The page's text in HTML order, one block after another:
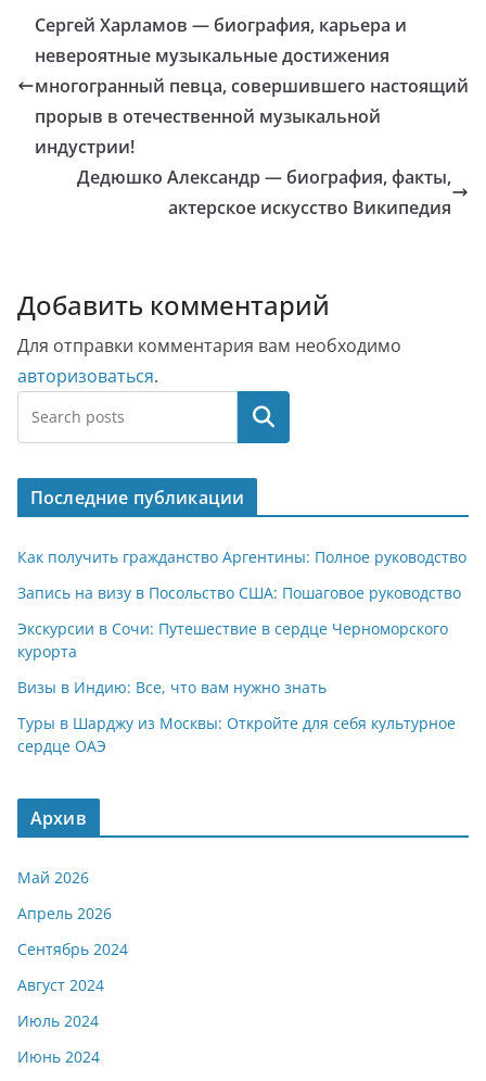
Сергей Харламов — биография, карьера и
невероятные музыкальные достижения
многогранный певца, совершившего настоящий
прорыв в отечественной музыкальной
индустрии!
Дедюшко Александр — биография, факты,
актерское искусство Википедия
Добавить комментарий
Для отправки комментария вам необходимо
авторизоваться.
Поиск
Последние публикации
Как получить гражданство Аргентины: Полное руководство
Запись на визу в Посольство США: Пошаговое руководство
Экскурсии в Сочи: Путешествие в сердце Черноморского
курорта
Визы в Индию: Все, что вам нужно знать
Туры в Шарджу из Москвы: Откройте для себя культурное
сердце ОАЭ
Архив
Май 2026
Апрель 2026
Сентябрь 2024
Август 2024
Июль 2024
Июнь 2024